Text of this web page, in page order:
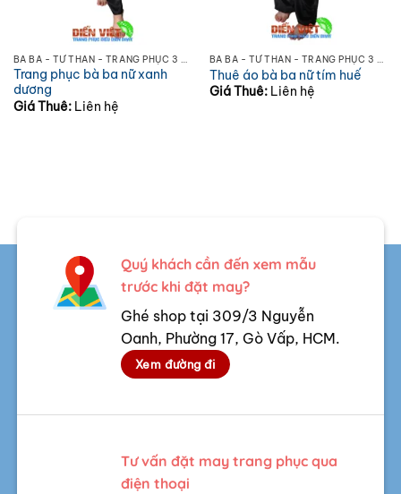
BÀ BA - TỨ THÂN - TRANG PHỤC 3 MIỀN
Trang phục bà ba nữ xanh
dương
Giá Thuê: Liên hệ
BÀ BA - TỨ THÂN - TRANG PHỤC 3 MIỀN
Thuê áo bà ba nữ tím huế
Giá Thuê: Liên hệ
Quý khách cần đến xem mẫu
trước khi đặt may?
Ghé shop tại 309/3 Nguyễn
Oanh, Phường 17, Gò Vấp, HCM.
Xem đường đi
Tư vấn đặt may trang phục qua
điện thoại